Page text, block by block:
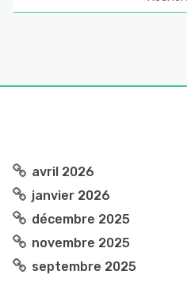
avril 2026
janvier 2026
décembre 2025
novembre 2025
septembre 2025